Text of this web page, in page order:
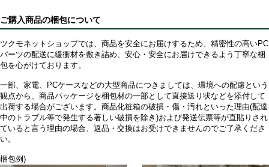
ご購入商品の梱包について
ツクモネットショップでは、商品を安全にお届けするため、精密性の高いPC
パーツの配送に緩衝材を敷き詰め、安心・安全にお届けできるよう丁寧な梱
包を心がけております。
一部、家電、PCケースなどの大型商品につきましては、環境への配慮という
観点から、商品パッケージを梱包材の一部として直接送り状などを添付して
出荷する場合がございます。商品化粧箱の破損・傷・汚れといった理由(配達
中のトラブル等で発生する著しい破損を除き)および発送伝票等が直貼りされ
ていると言う理由の場合、返品・交換はお受けできませんのでご了承くださ
い。
梱包例)